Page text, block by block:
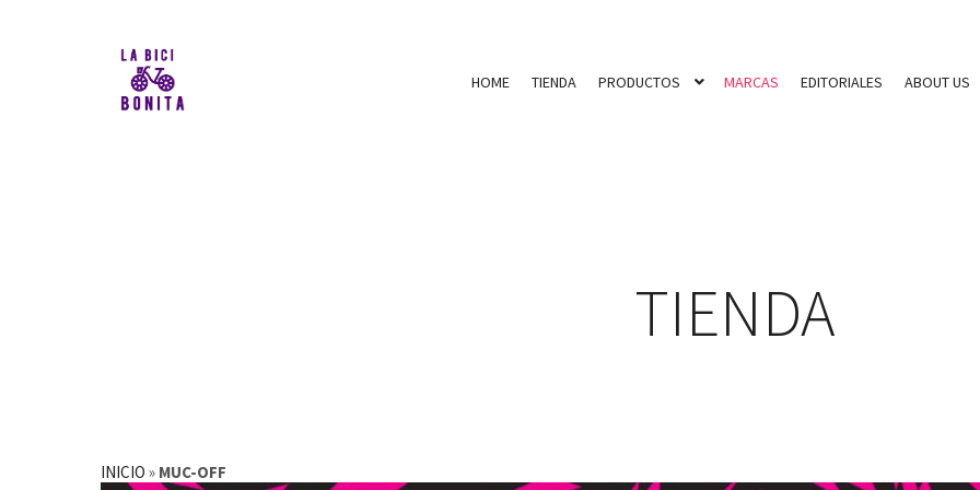
HOME TIENDA PRODUCTOS MARCAS EDITORIALES ABOUT US
TIENDA
INICIO » MUC-OFF